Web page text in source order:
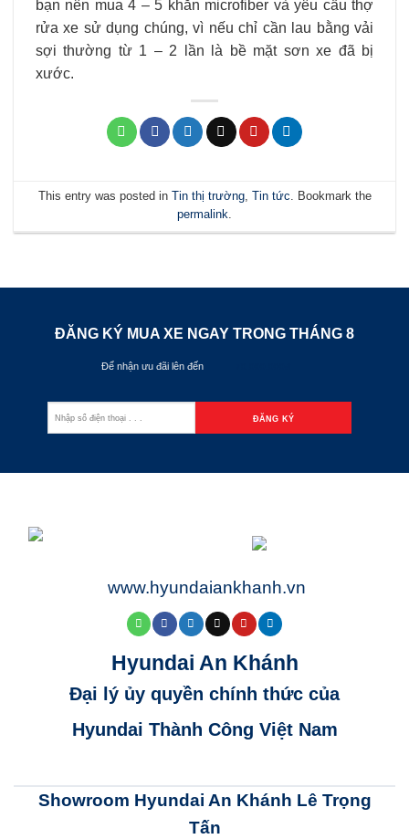
bạn nên mua 4 – 5 khăn microfiber và yêu cầu thợ
rửa xe sử dụng chúng, vì nếu chỉ cần lau bằng vải
sợi thường từ 1 – 2 lần là bề mặt sơn xe đã bị
xước.
This entry was posted in Tin thị trường, Tin tức. Bookmark the
permalink.
ĐĂNG KÝ MUA XE NGAY TRONG THÁNG 8
Để nhận ưu đãi lên đến
www.hyundaiankhanh.vn
Hyundai An Khánh
Đại lý ủy quyền chính thức của
Hyundai Thành Công Việt Nam
Showroom Hyundai An Khánh Lê Trọng
Tấn